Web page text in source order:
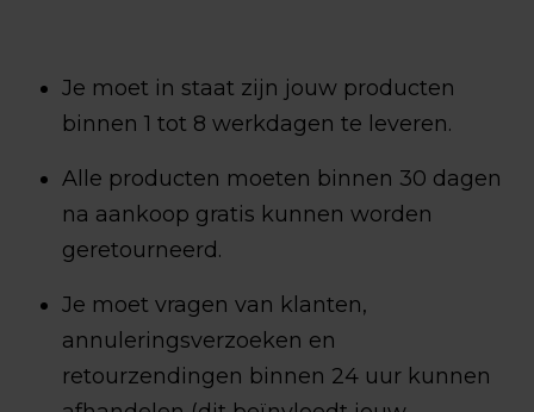
Je moet in staat zijn jouw producten
binnen 1 tot 8 werkdagen te leveren.
Alle producten moeten binnen 30 dagen
na aankoop gratis kunnen worden
geretourneerd.
Je moet vragen van klanten,
annuleringsverzoeken en
retourzendingen binnen 24 uur kunnen